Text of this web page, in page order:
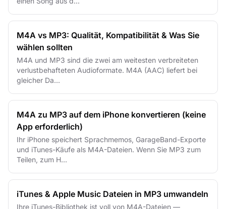
M4A vs MP3: Qualität, Kompatibilität & Was Sie
wählen sollten
M4A und MP3 sind die zwei am weitesten verbreiteten
verlustbehafteten Audioformate. M4A (AAC) liefert bei
gleicher Da...
M4A zu MP3 auf dem iPhone konvertieren (keine
App erforderlich)
Ihr iPhone speichert Sprachmemos, GarageBand-Exporte
und iTunes-Käufe als M4A-Dateien. Wenn Sie MP3 zum
Teilen, zum H...
iTunes & Apple Music Dateien in MP3 umwandeln
Ihre iTunes-Bibliothek ist voll von M4A-Dateien —